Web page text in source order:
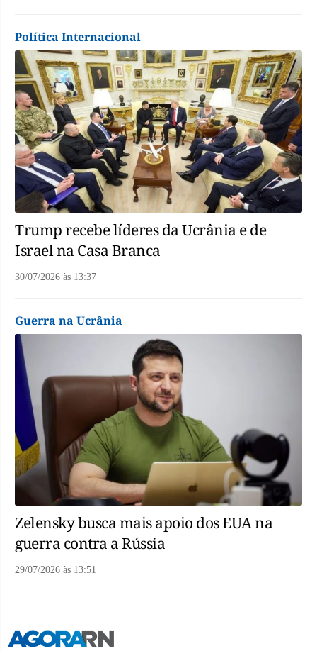
Política Internacional
Trump recebe líderes da Ucrânia e de
Israel na Casa Branca
30/07/2026 às 13:37
Guerra na Ucrânia
Zelensky busca mais apoio dos EUA na
guerra contra a Rússia
29/07/2026 às 13:51